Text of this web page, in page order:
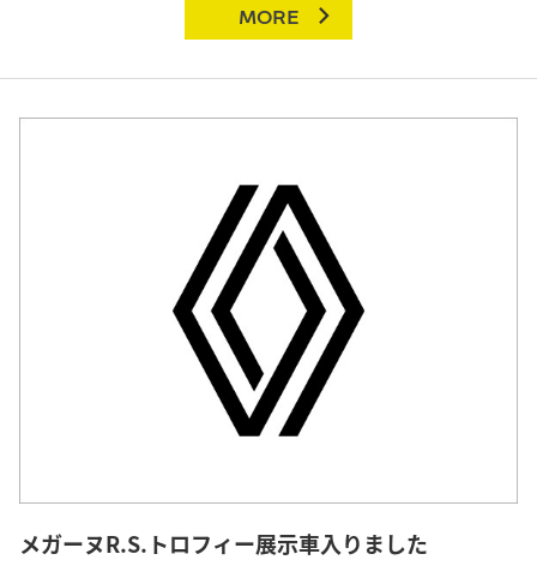
MORE
メガーヌR.S.トロフィー展示車入りました